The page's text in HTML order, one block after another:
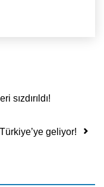
sızdırıldı!
geliyor!